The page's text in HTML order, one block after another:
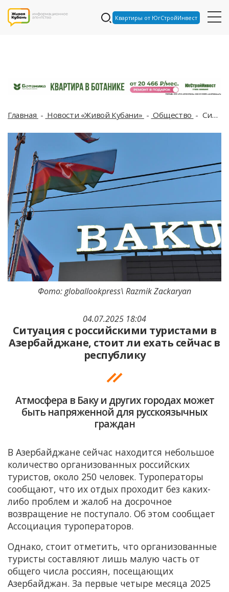
Квартиры от ЮгСтройИнвест
Главная Новости «Живой Кубани» Общество Ситуация с российскими туристами в Азербайджане, стоит ли ехать сейчас в республику
04.07.2025 18:04
Ситуация с российскими туристами в
Азербайджане, стоит ли ехать сейчас в
республику
Атмосфера в Баку и других городах может
быть напряженной для русскоязычных
граждан
Фото: globallookpress\ Razmik Zackaryan
В Азербайджане сейчас находится небольшое
количество организованных российских
туристов, около 250 человек. Туроператоры
сообщают, что их отдых проходит без каких-
либо проблем и жалоб на досрочное
возвращение не поступало. Об этом сообщает
Ассоциация туроператоров.
Однако, стоит отметить, что организованные
туристы составляют лишь малую часть от
общего числа россиян, посещающих
Азербайджан. За первые четыре месяца 2025